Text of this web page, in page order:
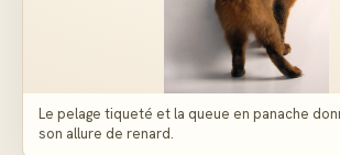
Le pelage tiqueté et la queue en panache
son allure de renard.